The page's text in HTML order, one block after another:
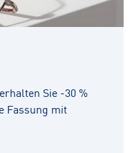
Sie -30 %
Fassung mit